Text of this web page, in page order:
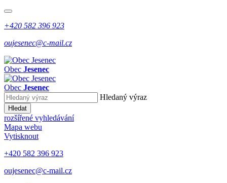
+420 582 396 923
oujesenec@c-mail.cz
Obec Jesenec
Obec Jesenec
Hledaný výraz
Hledat
rozšířené vyhledávání
Mapa webu
Vytisknout
+420 582 396 923
oujesenec@c-mail.cz